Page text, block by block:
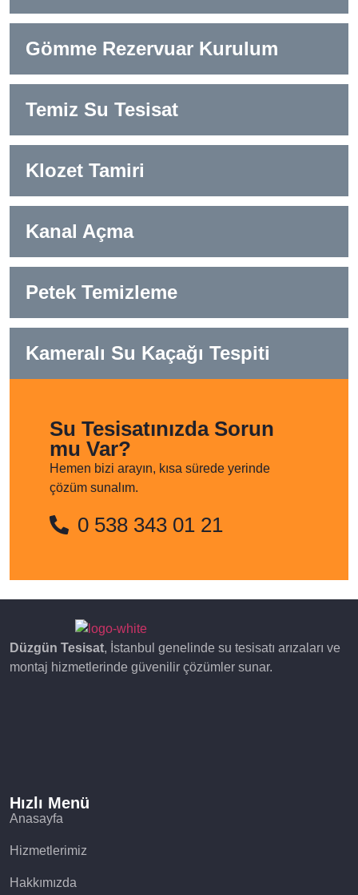
Gömme Rezervuar Kurulum
Temiz Su Tesisat
Klozet Tamiri
Kanal Açma
Petek Temizleme
Kameralı Su Kaçağı Tespiti
Su Tesisatınızda Sorun
mu Var?
Hemen bizi arayın, kısa sürede yerinde
çözüm sunalım.
0 538 343 01 21
Düzgün Tesisat, İstanbul genelinde su tesisatı arızaları ve
montaj hizmetlerinde güvenilir çözümler sunar.
Hızlı Menü
Anasayfa
Hizmetlerimiz
Hakkımızda